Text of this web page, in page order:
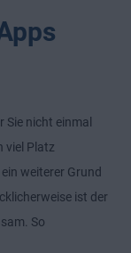
Sie nicht einmal
viel Platz
weiterer Grund
ist der
So